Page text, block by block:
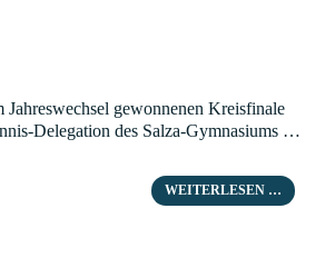
Jahreswechsel gewonnenen Kreisfinale
Delegation des Salza-Gymnasiums …
WEITERLESEN …